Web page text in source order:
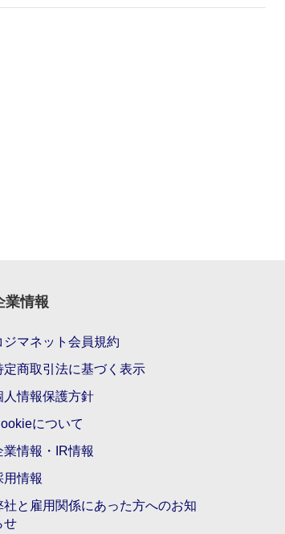
業情報
ジマネット会員規約
定商取引法に基づく表示
人情報保護方針
について
業情報・IR情報
用情報
社と雇用関係にあった方へのお知
せ